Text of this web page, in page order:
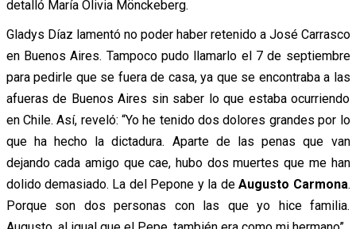
detalló María Olivia Mönckeberg.
Gladys Díaz lamentó no poder haber retenido a José Carrasco
en Buenos Aires. Tampoco pudo llamarlo el 7 de septiembre
para pedirle que se fuera de casa, ya que se encontraba a las
afueras de Buenos Aires sin saber lo que estaba ocurriendo
en Chile. Así, reveló: “Yo he tenido dos dolores grandes por lo
que ha hecho la dictadura. Aparte de las penas que van
dejando cada amigo que cae, hubo dos muertes que me han
dolido demasiado. La del Pepone y la deAugusto Carmona.
Porque son dos personas con las que yo hice familia.